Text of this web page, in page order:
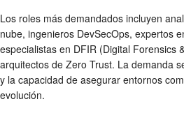
Los roles más demandados incluyen
nube, ingenieros DevSecOps, expertos
especialistas en DFIR (Digital Forensics
arquitectos de Zero Trust. La demanda
y la capacidad de asegurar entornos
evolución.